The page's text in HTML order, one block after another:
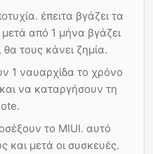
έπειτα βγάζει τα
από 1 μήνα βγάζει
τους κάνει ζημία.
1 ναυαρχίδα το χρόνο
να καταργήσουν τη
το MIUI. αυτό
και μετά οι συσκευές.